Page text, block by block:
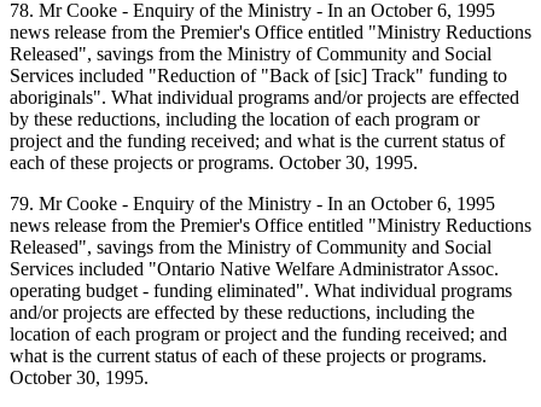
78. Mr Cooke - Enquiry of the Ministry - In an October 6, 1995
news release from the Premier's Office entitled "Ministry Reductions
Released", savings from the Ministry of Community and Social
Services included "Reduction of "Back of [sic] Track" funding to
aboriginals". What individual programs and/or projects are effected
by these reductions, including the location of each program or
project and the funding received; and what is the current status of
each of these projects or programs. October 30, 1995.
79. Mr Cooke - Enquiry of the Ministry - In an October 6, 1995
news release from the Premier's Office entitled "Ministry Reductions
Released", savings from the Ministry of Community and Social
Services included "Ontario Native Welfare Administrator Assoc.
operating budget - funding eliminated". What individual programs
and/or projects are effected by these reductions, including the
location of each program or project and the funding received; and
what is the current status of each of these projects or programs.
October 30, 1995.